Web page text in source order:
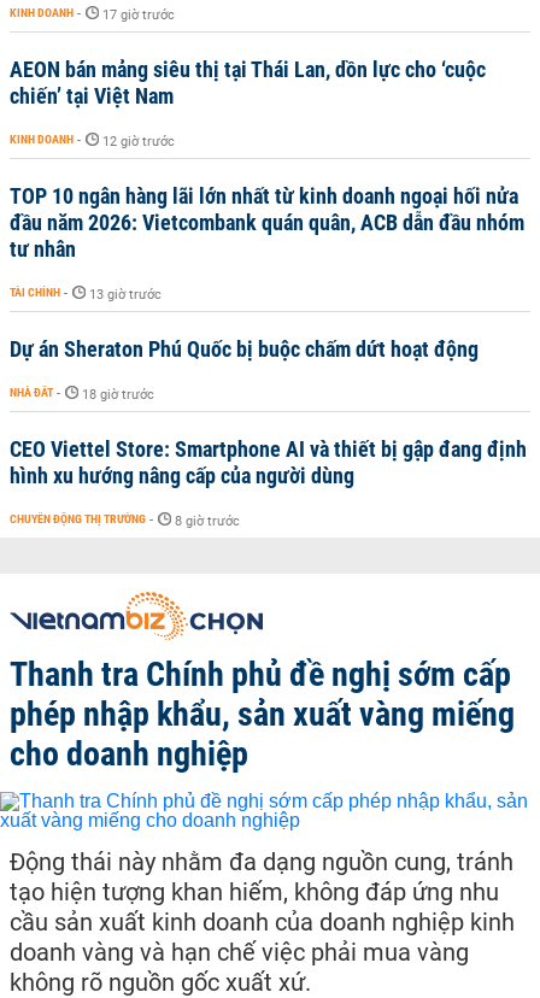
KINH DOANH - 17 giờ trước
AEON bán mảng siêu thị tại Thái Lan, dồn lực cho ‘cuộc
chiến’ tại Việt Nam
KINH DOANH - 12 giờ trước
TOP 10 ngân hàng lãi lớn nhất từ kinh doanh ngoại hối nửa
đầu năm 2026: Vietcombank quán quân, ACB dẫn đầu nhóm
tư nhân
TÀI CHÍNH - 13 giờ trước
Dự án Sheraton Phú Quốc bị buộc chấm dứt hoạt động
NHÀ ĐẤT - 18 giờ trước
CEO Viettel Store: Smartphone AI và thiết bị gập đang định
hình xu hướng nâng cấp của người dùng
CHUYỂN ĐỘNG THỊ TRƯỜNG - 8 giờ trước
Thanh tra Chính phủ đề nghị sớm cấp
phép nhập khẩu, sản xuất vàng miếng
cho doanh nghiệp
Động thái này nhằm đa dạng nguồn cung, tránh
tạo hiện tượng khan hiếm, không đáp ứng nhu
cầu sản xuất kinh doanh của doanh nghiệp kinh
doanh vàng và hạn chế việc phải mua vàng
không rõ nguồn gốc xuất xứ.